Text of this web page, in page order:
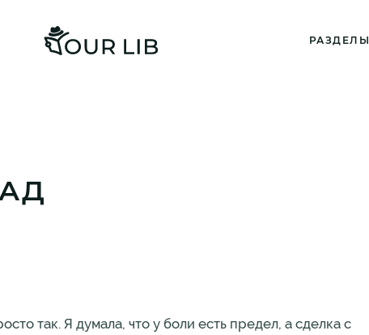
РАЗДЕЛЫ
так. Я думала, что у боли есть предел, а сделка с